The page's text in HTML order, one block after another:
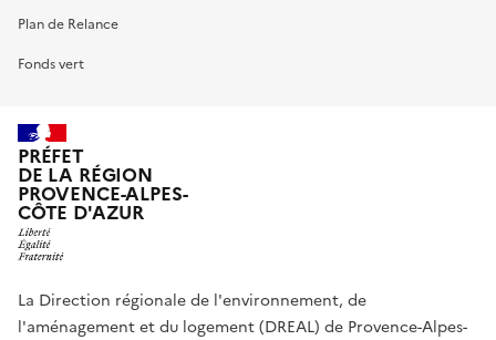
Plan de Relance
Fonds vert
PRÉFET
DE LA RÉGION
PROVENCE-ALPES-
CÔTE D'AZUR
La Direction régionale de l'environnement, de
l'aménagement et du logement (DREAL) de Provence-Alpes-